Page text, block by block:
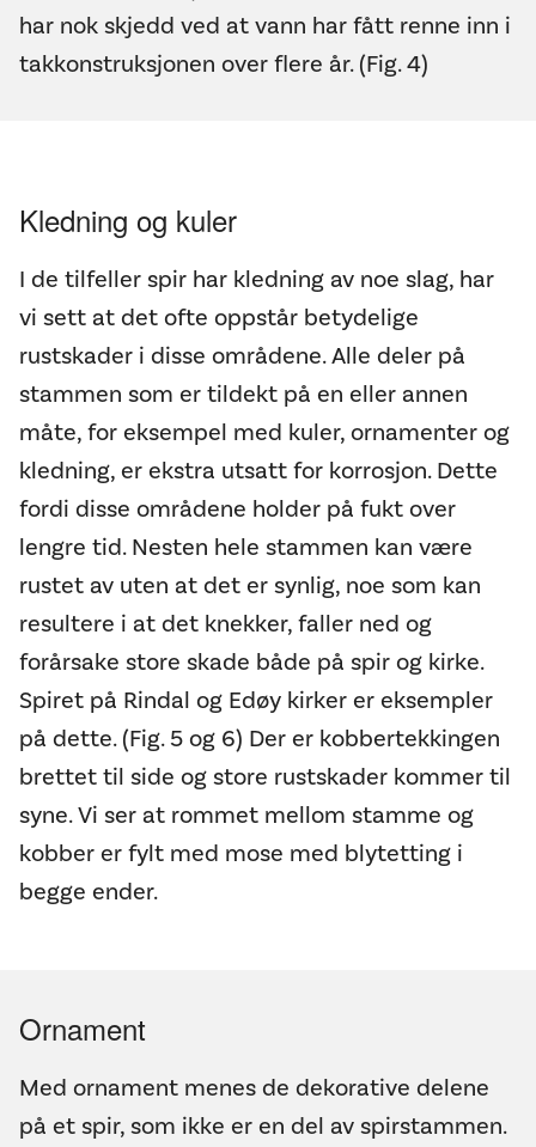
har nok skjedd ved at vann har fått renne inn i
takkonstruksjonen over flere år. (Fig. 4)
Kledning og kuler
I de tilfeller spir har kledning av noe slag, har
vi sett at det ofte oppstår betydelige
rustskader i disse områdene. Alle deler på
stammen som er tildekt på en eller annen
måte, for eksempel med kuler, ornamenter og
kledning, er ekstra utsatt for korrosjon. Dette
fordi disse områdene holder på fukt over
lengre tid. Nesten hele stammen kan være
rustet av uten at det er synlig, noe som kan
resultere i at det knekker, faller ned og
forårsake store skade både på spir og kirke.
Spiret på Rindal og Edøy kirker er eksempler
på dette. (Fig. 5 og 6) Der er kobbertekkingen
brettet til side og store rustskader kommer til
syne. Vi ser at rommet mellom stamme og
kobber er fylt med mose med blytetting i
begge ender.
Ornament
Med ornament menes de dekorative delene
på et spir, som ikke er en del av spirstammen.